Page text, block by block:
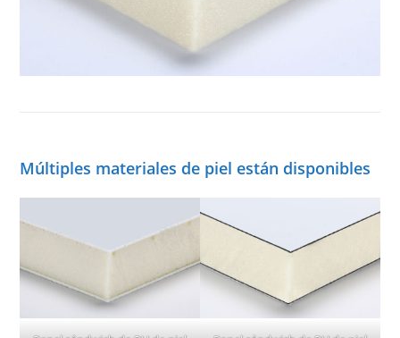
Múltiples materiales de piel están disponibles